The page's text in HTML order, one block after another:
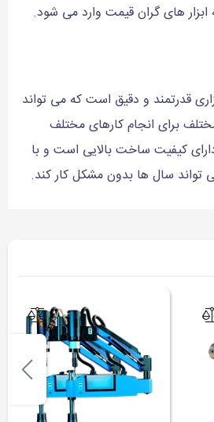
های گران قیمت وارد می شود.
قدرتمند و دقیق است که می تواند
برای انجام کارهای مختلف
کیفیت ساخت بالایی است و با
تواند سال ها بدون مشکل کار کند.